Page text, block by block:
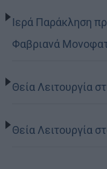
Ιερά Παράκληση
Φαβριανά
Θεία Λειτουργία
Θεία Λειτουργία